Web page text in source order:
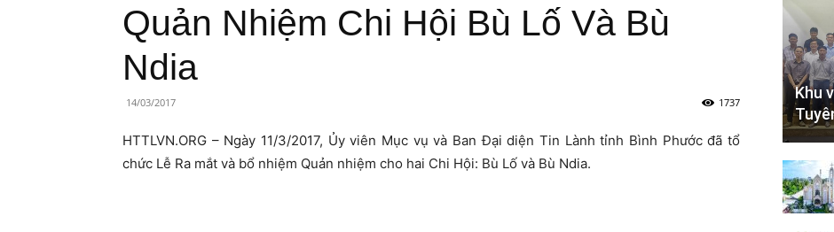
Việt
Quản Nhiệm Chi Hội Bù Lố Và Bù
Ndia
14/03/2017 1737
HTTLVN.ORG – Ngày 11/3/2017, Ủy viên Mục vụ và Ban Đại diện Tin Lành tỉnh Bình Phước đã tổ
chức Lễ Ra mắt và bổ nhiệm Quản nhiệm cho hai Chi Hội: Bù Lố và Bù Ndia.
Khu